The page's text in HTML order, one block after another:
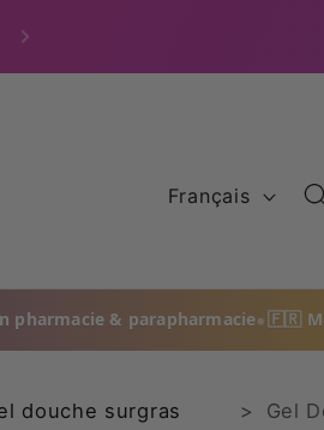
Langue
Français
parapharmacie•🇫🇷 Made in France
Livraison offerte dès
douche surgras
>
Gel